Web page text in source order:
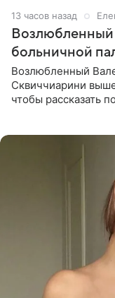
13 часов назад
Возлюбленный
больничной
Возлюбленный
Сквиччиарини
чтобы рассказать